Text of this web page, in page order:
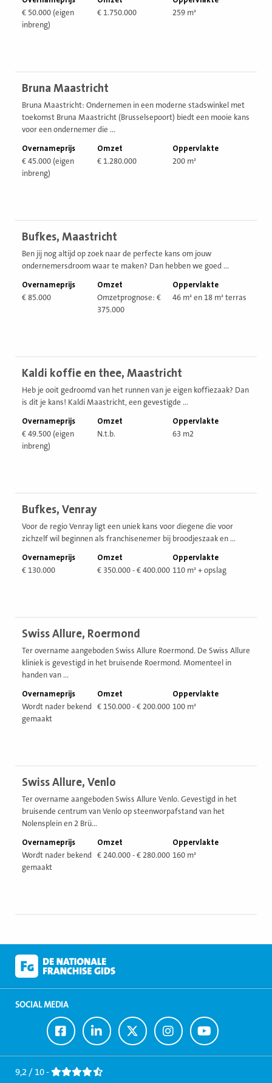
€ 50.000 (eigen
inbreng)
€ 1.750.000
259 m²
Bruna Maastricht
Bruna Maastricht: Ondernemen in een moderne stadswinkel met
toekomst Bruna Maastricht (Brusselsepoort) biedt een mooie kans
voor een ondernemer die ...
Overnameprijs
€ 45.000 (eigen
inbreng)
Omzet
€ 1.280.000
Oppervlakte
200 m²
vestiging
Bufkes, Maastricht
Ben jij nog altijd op zoek naar de perfecte kans om jouw
ondernemersdroom waar te maken? Dan hebben we goed ...
Overnameprijs
€ 85.000
Omzet
Omzetprognose: €
375.000
Oppervlakte
46 m² en 18 m² terras
vestiging
Kaldi koffie en thee, Maastricht
Heb je ooit gedroomd van het runnen van je eigen koffiezaak? Dan
is dit je kans! Kaldi Maastricht, een gevestigde ...
Overnameprijs
€ 49.500 (eigen
inbreng)
Omzet
N.t.b.
Oppervlakte
63 m2
vestiging
Bufkes, Venray
Voor de regio Venray ligt een uniek kans voor diegene die voor
zichzelf wil beginnen als franchisenemer bij broodjeszaak en ...
Overnameprijs
€ 130.000
Omzet
€ 350.000 - € 400.000
Oppervlakte
110 m² + opslag
vestiging
Swiss Allure, Roermond
Ter overname aangeboden Swiss Allure Roermond. De Swiss Allure
kliniek is gevestigd in het bruisende Roermond. Momenteel in
handen van ...
Overnameprijs
Wordt nader bekend
gemaakt
Omzet
€ 150.000 - € 200.000
Oppervlakte
100 m²
vestiging
Swiss Allure, Venlo
Ter overname aangeboden Swiss Allure Venlo. Gevestigd in het
bruisende centrum van Venlo op steenworpafstand van het
Nolensplein en 2 Brü...
Overnameprijs
Wordt nader bekend
gemaakt
Omzet
€ 240.000 - € 280.000
Oppervlakte
160 m²
vestiging
SOCIAL MEDIA
Ga
naar
Facebook
Ga
naar
LinkedIn
Ga
naar
Twitter
Ga
naar
Instagram
Ga
naar
Youtube
9,2 / 10 -